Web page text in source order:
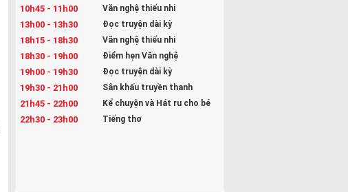
10h45 - 11h00 Văn nghệ thiếu nhi
13h00 - 13h30 Đọc truyện dài kỳ
18h15 - 18h30 Văn nghệ thiếu nhi
18h30 - 19h00 Điểm hẹn Văn nghệ
19h00 - 19h30 Đọc truyện dài kỳ
19h30 - 21h00 Sân khấu truyền thanh
21h45 - 22h00 Kể chuyện và Hát ru cho bé
22h30 - 23h00 Tiếng thơ